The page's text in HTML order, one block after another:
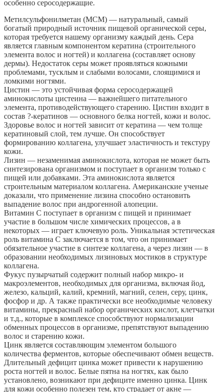
особенно серосодержащие.
Метилсульфонилметан (МСМ) — натуральный, самый
богатый природный источник пищевой органической серы,
которая требуется нашему организму каждый день. Сера
является главным компонентом кератина (строительного
элемента волос и ногтей) и коллагена (составляет основу
дермы). Недостаток серы может проявляться кожными
проблемами, тусклым и слабыми волосами, слоящимися и
ломкими ногтями.
Цистин — это устойчивая форма серосодержащей
аминокислоты цистеина — важнейшего питательного
элемента, противодействующего старению. Цистин входит в
состав ?-кератинов — основного белка ногтей, кожи и волос.
Здоровье волос и ногтей зависит от кератина — чем толще
кератиновый слой, тем лучше. Он способствует
формированию коллагена, улучшает эластичность и текстуру
кожи.
Лизин — незаменимая аминокислота, которая не может быть
синтезирована организмом и поступает в организм только с
пищей или добавками. Эта аминокислота является
строительным материалом коллагена. Американские ученые
доказали, что применение лизина способно остановить
выпадение волос при андрогенной алопеции.
Витамин С поступает в организм с пищей и принимает
участие в большом числе химических процессов, а в
некоторых — играет ключевую роль. Уникальная эстетическая
роль витамина C заключается в том, что он принимает
обязательное участие в синтезе коллагена, а через лизин — в
образовании необходимых лизиновых мостиков в структуре
коллагена.
Фукус пузырчатый содержит полный набор микро- и
макроэлементов, необходимых для организма, включая йод,
железо, кальций, калий, кремний, магний, селен, серу, цинк,
фосфор и др. А также практически все необходимые человеку
витамины, прекрасный набор органических кислот, клетчатки
и т.д., которые в комплексе способствуют нормализации
обменных процессов в организме, препятствуют выпадению
волос и старению кожи.
Цинк является составляющим элементом большого
количества ферментов, которые обеспечивают обмен веществ.
Длительный дефицит цинка может привести к нарушению
роста ногтей и волос. Белые пятна на ногтях, как было
установлено, возникают при дефиците именно цинка. Цинк
для кожи особенно полезен тем, кто страдает от акне —